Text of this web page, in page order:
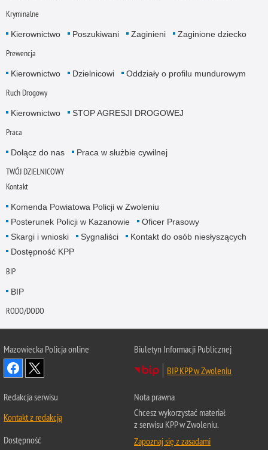
Kryminalne
Kierownictwo Poszukiwani Zaginieni Zaginione dziecko
Prewencja
Kierownictwo Dzielnicowi Oddziały o profilu mundurowym
Ruch Drogowy
Kierownictwo STOP AGRESJI DROGOWEJ
Praca
Dołącz do nas Praca w służbie cywilnej
TWÓJ DZIELNICOWY
Kontakt
Komenda Powiatowa Policji w Zwoleniu
Posterunek Policji w Kazanowie
Oficer Prasowy
Skargi i wnioski
Sygnaliści
Kontakt do osób niesłyszących
Dostępność KPP
BIP
BIP
RODO/DODO
Mazowiecka Policja online
Biuletyn Informacji Publicznej
BIP KPP w Zwoleniu
Redakcja serwisu
Kontakt z redakcją
Dostępność
Nota prawna
Chcesz wykorzystać materiał
z serwisu KPP w Zwoleniu.
Zapoznaj się z zasadami